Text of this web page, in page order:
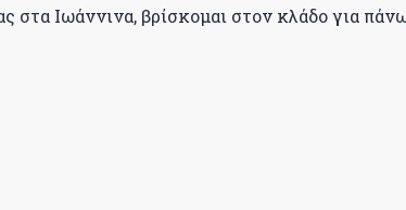
στα Ιωάννινα, βρίσκομαι στον κλάδο για